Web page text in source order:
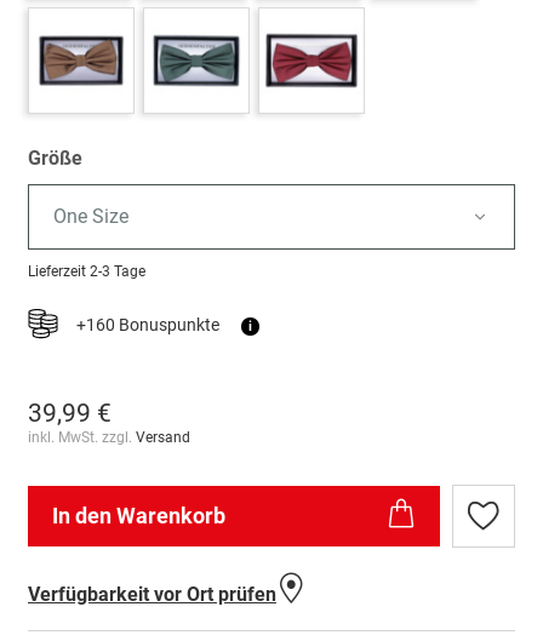
Größe
One Size
Lieferzeit 2-3 Tage
+160 Bonuspunkte i
39,99 €
inkl. MwSt. zzgl. Versand
In den Warenkorb
Zur
Verfügbarkeit vor Ort prüfen